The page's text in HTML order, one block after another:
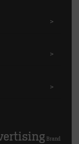
>
>
>
Brand